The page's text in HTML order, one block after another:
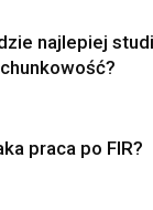
najlepiej
praca po FIR?